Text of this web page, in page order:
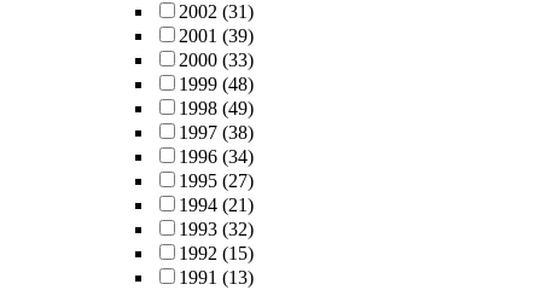
2002 (31)
2001 (39)
2000 (33)
1999 (48)
1998 (49)
1997 (38)
1996 (34)
1995 (27)
1994 (21)
1993 (32)
1992 (15)
1991 (13)